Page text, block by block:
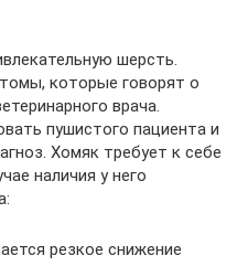
шерсть.
которые говорят о
врача.
пушистого пациента и
Хомяк требует к себе
наличия у него
резкое снижение